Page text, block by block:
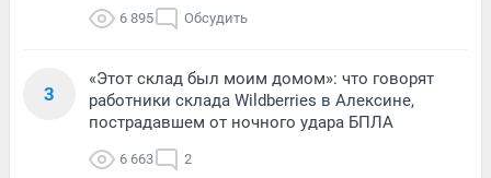
6 895 Обсудить
3
«Этот склад был моим домом»: что говорят
работники склада Wildberries в Алексине,
пострадавшем от ночного удара БПЛА
6 663 2